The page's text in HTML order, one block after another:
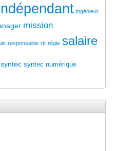
ingénieur
mission
responsable rtt régie salaire
syntec syntec numérique